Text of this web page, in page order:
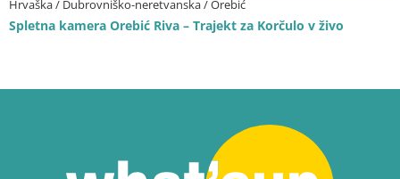
Hrvaška / Dubrovniško-neretvanska / Orebić
Spletna kamera Orebić Riva – Trajekt za Korčulo v živo